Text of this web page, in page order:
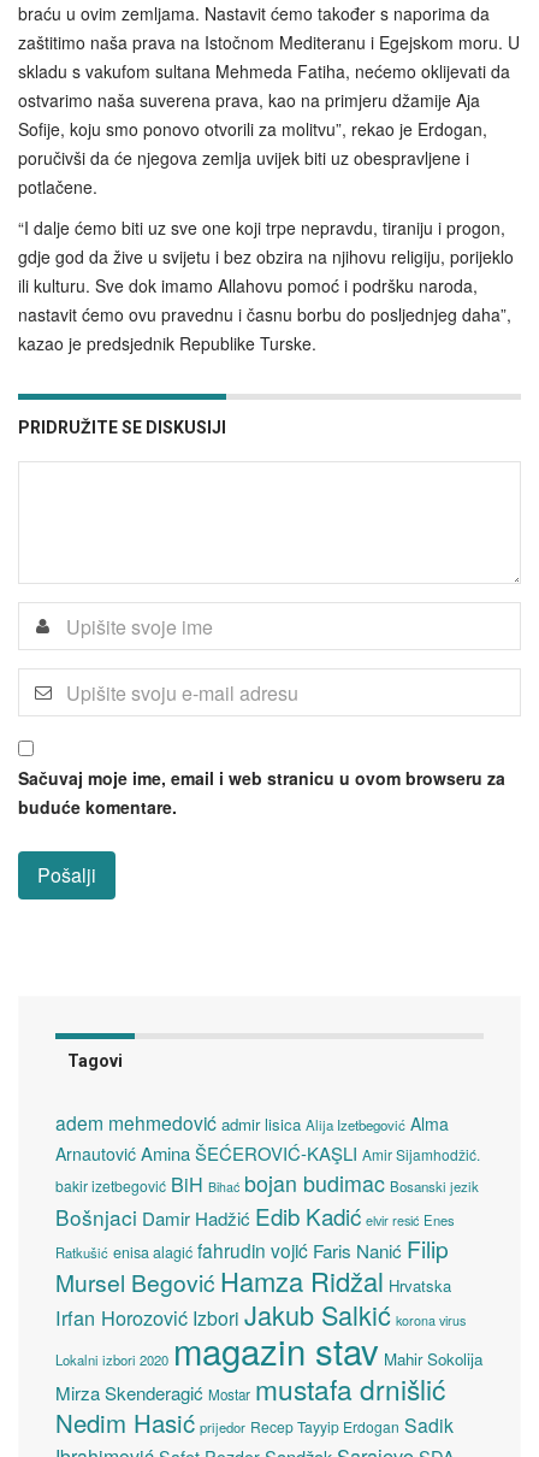
braću u ovim zemljama. Nastavit ćemo također s naporima da
zaštitimo naša prava na Istočnom Mediteranu i Egejskom moru. U
skladu s vakufom sultana Mehmeda Fatiha, nećemo oklijevati da
ostvarimo naša suverena prava, kao na primjeru džamije Aja
Sofije, koju smo ponovo otvorili za molitvu”, rekao je Erdogan,
poručivši da će njegova zemlja uvijek biti uz obespravljene i
potlačene.
“I dalje ćemo biti uz sve one koji trpe nepravdu, tiraniju i progon,
gdje god da žive u svijetu i bez obzira na njihovu religiju, porijeklo
ili kulturu. Sve dok imamo Allahovu pomoć i podršku naroda,
nastavit ćemo ovu pravednu i časnu borbu do posljednjeg daha”,
kazao je predsjednik Republike Turske.
PRIDRUŽITE SE DISKUSIJI
Sačuvaj moje ime, email i web stranicu u ovom browseru za
buduće komentare.
Tagovi
adem mehmedović admir lisica Alija Izetbegović Alma
Arnautović Amina ŠEĆEROVIĆ-KAŞLI Amir Sijamhodžić.
bakir izetbegović BiH Bihać bojan budimac Bosanski jezik
Bošnjaci Damir Hadžić Edib Kadić elvir resić Enes
Ratkušić enisa alagić fahrudin vojić Faris Nanić Filip
Mursel Begović Hamza Ridžal Hrvatska
Irfan Horozović Izbori Jakub Salkić korona virus
Lokalni izbori 2020 magazin stav Mahir Sokolija
Mirza Skenderagić Mostar mustafa drnišlić
Nedim Hasić prijedor Recep Tayyip Erdogan Sadik